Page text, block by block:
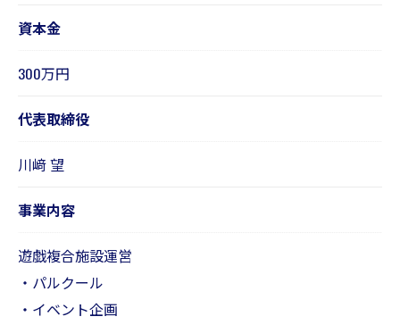
資本金
300万円
​代表取締役
​川﨑 望
事業内容
遊戯複合施設運営
・パルクール
・イベント企画